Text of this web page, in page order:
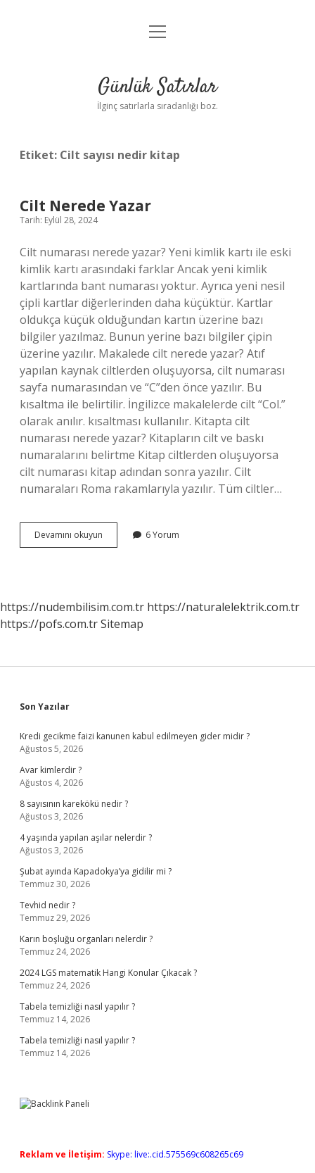
Anasayfa
Yasal Uyarı
menüyü
Günlük Satırlar
İlginç satırlarla sıradanlığı boz.
Etiket: Cilt sayısı nedir kitap
Cilt Nerede Yazar
Tarih: Eylül 28, 2024
Cilt numarası nerede yazar? Yeni kimlik kartı ile eski
kimlik kartı arasındaki farklar Ancak yeni kimlik
kartlarında bant numarası yoktur. Ayrıca yeni nesil
çipli kartlar diğerlerinden daha küçüktür. Kartlar
oldukça küçük olduğundan kartın üzerine bazı
bilgiler yazılmaz. Bunun yerine bazı bilgiler çipin
üzerine yazılır. Makalede cilt nerede yazar? Atıf
yapılan kaynak ciltlerden oluşuyorsa, cilt numarası
sayfa numarasından ve “C”den önce yazılır. Bu
kısaltma ile belirtilir. İngilizce makalelerde cilt “Col.”
olarak anılır. kısaltması kullanılır. Kitapta cilt
numarası nerede yazar? Kitapların cilt ve baskı
numaralarını belirtme Kitap ciltlerden oluşuyorsa
cilt numarası kitap adından sonra yazılır. Cilt
numaraları Roma rakamlarıyla yazılır. Tüm ciltler…
Devamını okuyun
Nerede
6 Yorum
https://nudembilisim.com.tr https://naturalelektrik.com.tr
https://pofs.com.trSitemap
Sidebar
Son Yazılar
Kredi gecikme faizi kanunen kabul edilmeyen gider midir ?
Ağustos 5, 2026
Avar kimlerdir ?
Ağustos 4, 2026
8 sayısının karekökü nedir ?
Ağustos 3, 2026
4 yaşında yapılan aşılar nelerdir ?
Ağustos 3, 2026
Şubat ayında Kapadokya’ya gidilir mi ?
Temmuz 30, 2026
Tevhid nedir ?
Temmuz 29, 2026
Karın boşluğu organları nelerdir ?
Temmuz 24, 2026
2024 LGS matematik Hangi Konular Çıkacak ?
Temmuz 24, 2026
Tabela temizliği nasıl yapılır ?
Temmuz 14, 2026
Tabela temizliği nasıl yapılır ?
Temmuz 14, 2026
Reklam ve İletişim: Skype: live:.cid.575569c608265c69